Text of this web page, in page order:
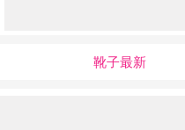
靴子最新